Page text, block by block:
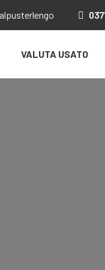
VALUTA USATO